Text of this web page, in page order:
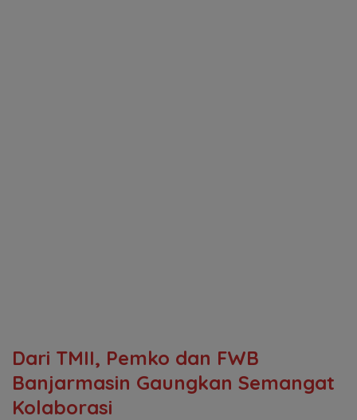
Dari TMII, Pemko dan FWB
Banjarmasin Gaungkan Semangat
Kolaborasi